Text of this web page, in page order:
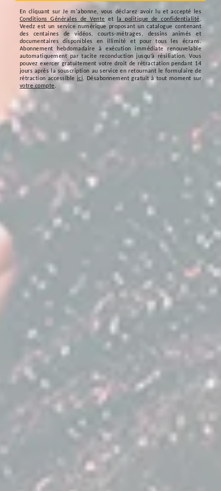
En cliquant surJe m'abonne, vous déclarez avoir lu et accepté les
Conditions Générales de Vente et la politique de confidentialité.
Veedz est un service numérique proposant un catalogue contenant
des centaines de vidéos, courts-métrages, dessins animés et
documentaires disponibles en illimité et pour tous les écrans.
Abonnement hebdomadaire à exécution immédiate renouvelable
automatiquement par tacite reconduction jusqu’à résiliation. Vous
pouvez exercer gratuitement votre droit de rétractation pendant 14
jours après la souscription au service en retournant le formulaire de
rétraction accessible ici. Désabonnement gratuit à tout moment sur
votre compte.